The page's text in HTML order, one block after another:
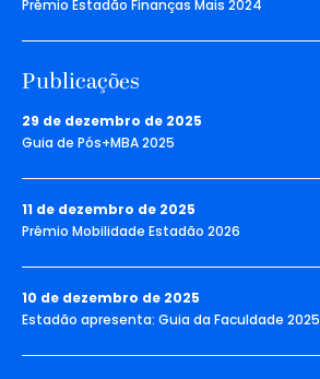
Prêmio Estadão Finanças Mais 2024
Publicações
29 de dezembro de 2025
Guia de Pós+MBA 2025
11 de dezembro de 2025
Prêmio Mobilidade Estadão 2026
10 de dezembro de 2025
Estadão apresenta: Guia da Faculdade 2025